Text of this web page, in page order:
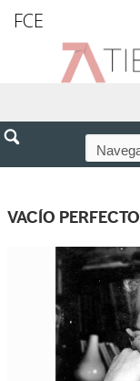
FCE
VACÍO PERFECTO